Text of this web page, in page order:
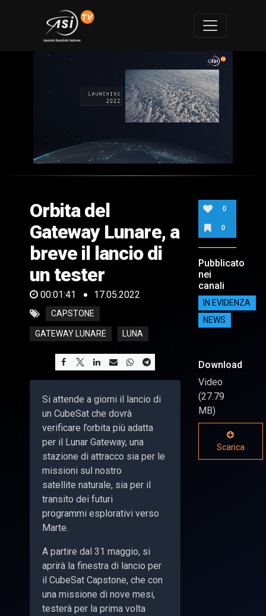
of
41
seconds
Orbita del
Gateway Lunare, a
breve il lancio di
un tester
00:01:41 17.05.2022
CAPSTONE
GATEWAY LUNARE LUNA
Si attende a giorni il lancio di
un CubeSat che dovrà
verificare l’orbita più adatta
per il Lunar Gateway, una
stazione di attracco sia per le
missioni sul nostro
satellite naturale, sia per il
transito dei futuri
programmi esplorativi verso
Marte.
A partire dal 31 maggio, si
aprirà la finestra di lancio per
il CubeSat Capstone, che con
una missione di nove mesi,
testerà per la prima volta
0
0
Pubblicato
nei
canali
IN EVIDENZA
NEWS
Download
Video
(27.79
MB)
Scarica